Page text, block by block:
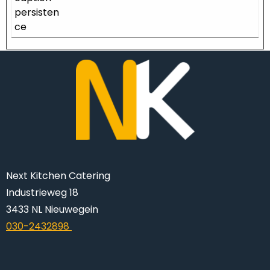
persisten
ce
Next Kitchen Catering
Industrieweg 18
3433 NL Nieuwegein
030-2432898